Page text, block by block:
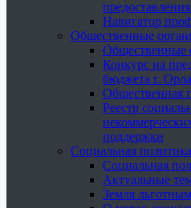
Навигатор
Общественные
Общественные
Конкурс на
бюджета г.
Общественная
Реестр
поддержки
Социальная политика
Социальная
Актуальные
Земля